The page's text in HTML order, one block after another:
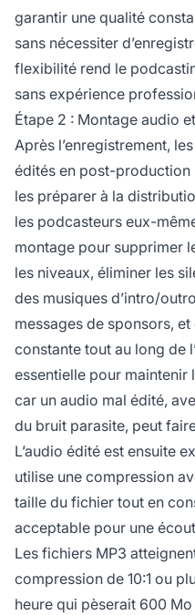
garantir une qualité
sans nécessiter
flexibilité rend le
sans expérience
Étape 2 : Montage audio
Après l’enregistrement,
édités en post-
les préparer à la
les podcasteurs eux-
montage pour supprimer
les niveaux, éliminer les
des musiques d’intro/
messages de sponsors,
constante tout au long de
essentielle pour maintenir
car un audio mal édité,
du bruit parasite, peut
L’audio édité est ensuite
utilise une compression
taille du fichier tout en
acceptable pour une
Les fichiers MP3
compression de 10:1 ou
heure qui pèserait 600